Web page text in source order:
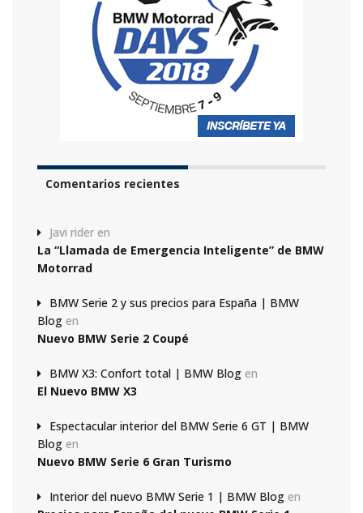
Comentarios recientes
Javi rider en
La “Llamada de Emergencia Inteligente” de BMW
Motorrad
BMW Serie 2 y sus precios para España | BMW
Blog en
Nuevo BMW Serie 2 Coupé
BMW X3: Confort total | BMW Blog en
El Nuevo BMW X3
Espectacular interior del BMW Serie 6 GT | BMW
Blog en
Nuevo BMW Serie 6 Gran Turismo
Interior del nuevo BMW Serie 1 | BMW Blog en